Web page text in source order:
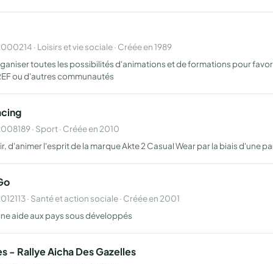
· Loisirs et vie sociale · Créée en 1989
toutes les possibilités d'animations et de formations pour
ou d'autres communautés
· Sport · Créée en 2010
d'animer l'esprit de la marque Akte 2 Casual Wear par la biais d'une
· Santé et action sociale · Créée en 2001
aide aux pays sous développés
- Rallye Aicha Des Gazelles